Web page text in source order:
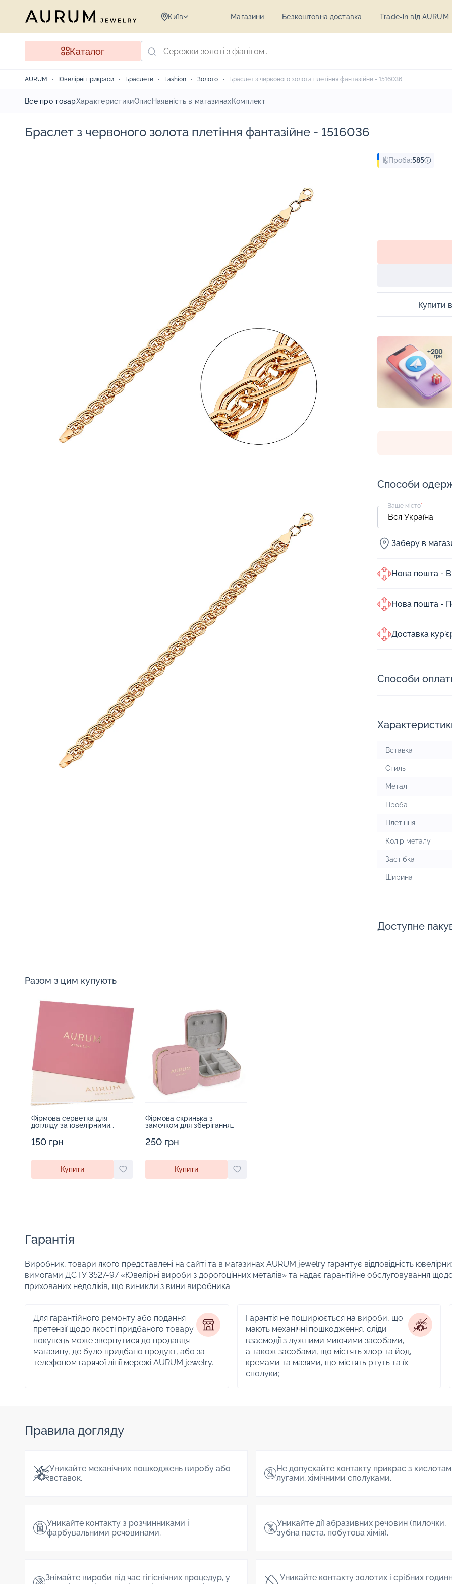
Київ Магазини Безкоштовна доставка Trade-in від AURUM
Каталог
AURUM Ювелірні прикраси Браслети Fashion Золото Браслет з червоного золота плетіння фантазійне - 1516036
Все про товарХарактеристикиОпис Наявність в магазинахКомплект
Браслет з червоного золота плетіння фантазійне - 1516036
Проба:585
Купити в
Способи
Ваше місто*
Заберу в
Нова пошта -
Нова пошта -
Доставка
Способи
Вставка
Стиль
Метал
Проба
Плетіння
Колір металу
Застібка
Ширина
Доступне
Разом з цим купують
Фірмова серветка для
догляду за ювелірними
150 грн
Купити
Фірмова скринька з
замочком для зберігання
250 грн
Купити
Гарантія
Виробник, товари якого представлені на сайті та в магазинах AURUM jewelry гарантує відповідність
вимогами ДСТУ 3527-97 «Ювелірні вироби з дорогоцінних металів» та надає гарантійне обслуговування
прихованих недоліків, що виникли з вини виробника.
Для гарантійного ремонту або подання
претензії щодо якості придбаного товару
покупець може звернутися до продавця
магазину, де було придбано продукт, або за
телефоном гарячої лінії мережі AURUM jewelry.
Гарантія не поширюється на вироби, що
мають механічні пошкодження, сліди
взаємодії з лужними миючими засобами,
а також засобами, що містять хлор та йод,
кремами та мазями, що містять ртуть та їх
сполуки;
Правила догляду
Уникайте механічних пошкоджень виробу або
вставок.
Не допускайте контакту прикрас з
лугами, хімічними сполуками.
Уникайте контакту з розчинниками і
фарбувальними речовинами.
Уникайте дії абразивних речовин (пилочки,
зубна паста, побутова хімія).
Знімайте вироби під час гігієнічних процедур, у
Уникайте контакту золотих і срібних